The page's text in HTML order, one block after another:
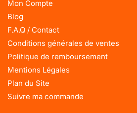
Mon Compte
Blog
F.A.Q / Contact
Conditions générales de ventes
Politique de remboursement
Mentions Légales
Plan du Site
Suivre ma commande